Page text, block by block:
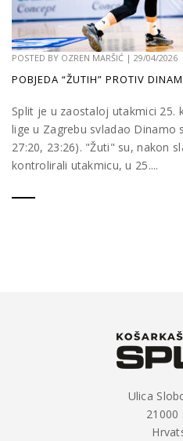
POSTED BY OZREN MARŠIĆ | 29/04/2026
POBJEDA “ŽUTIH” PROTIV
Split je u zaostaloj utakmici 25.
lige u Zagrebu svladao Dinamo
27:20, 23:26). "Žuti" su, nakon
kontrolirali utakmicu, u 25....
Ulica
21000